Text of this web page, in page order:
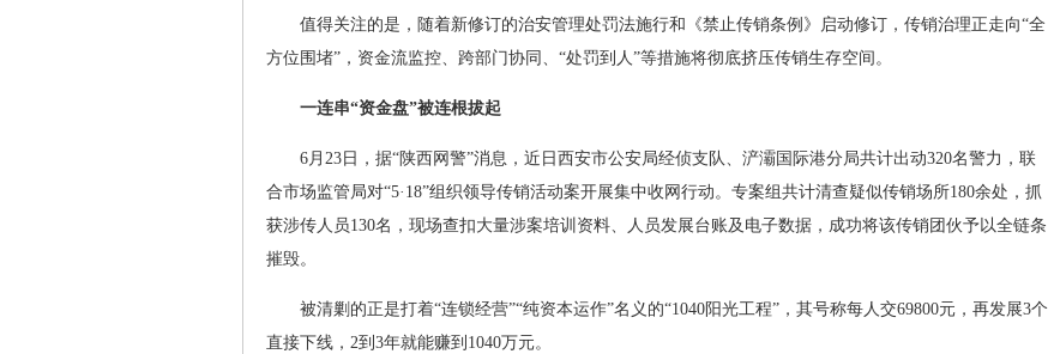
值得关注的是，随着新修订的治安管理处罚法施行和《禁止传销条例》启动修订，传销治理正走向“全
方位围堵”，资金流监控、跨部门协同、“处罚到人”等措施将彻底挤压传销生存空间。
一连串“资金盘”被连根拔起
6月23日，据“陕西网警”消息，近日西安市公安局经侦支队、浐灞国际港分局共计出动320名警力，联
合市场监管局对“5·18”组织领导传销活动案开展集中收网行动。专案组共计清查疑似传销场所180余处，抓
获涉传人员130名，现场查扣大量涉案培训资料、人员发展台账及电子数据，成功将该传销团伙予以全链条
摧毁。
被清剿的正是打着“连锁经营”“纯资本运作”名义的“1040阳光工程”，其号称每人交69800元，再发展3个
直接下线，2到3年就能赚到1040万元。